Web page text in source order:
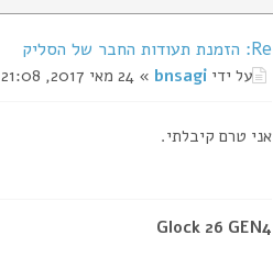
Re: הזמנת תעודות החבר של הסליק
על ידיbnsagi » 24 מאי 2017, 21:08
אני טרם קיבלתי.
Glock 26 GEN4